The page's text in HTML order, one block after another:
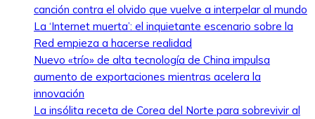
canción contra el olvido que vuelve a interpelar al mundo
La ‘Internet muerta’: el inquietante escenario sobre la
Red empieza a hacerse realidad
Nuevo «trío» de alta tecnología de China impulsa
aumento de exportaciones mientras acelera la
innovación
La insólita receta de Corea del Norte para sobrevivir al